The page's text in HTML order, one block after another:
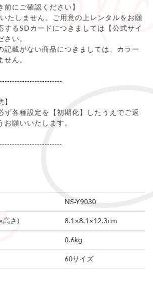
前にご確認ください】
たしません。ご用意の上レンタルをお願
するSDカードにつきましては【公式サイ
い。
記載がない商品につきましては、カラー
ん。
ず各種設定を【初期化】したうえでご返
願いいたします。
NS-Y9030
高さ)
8.1×8.1×12.3cm
0.6kg
60サイズ